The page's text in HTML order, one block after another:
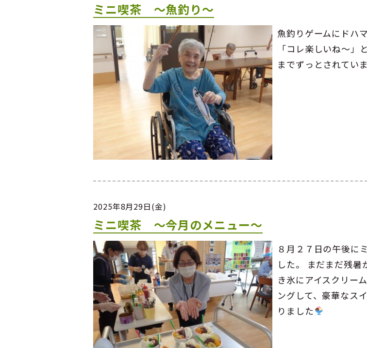
ミニ喫茶 ～魚釣り～
魚釣りゲームにドハ
「コレ楽しいね～」
までずっとされてい
2025年8月29日(金)
ミニ喫茶 ～今月のメニュー～
８月２７日の午後に
した。 まだまだ残暑
き氷にアイスクリー
ングして、豪華なス
りました